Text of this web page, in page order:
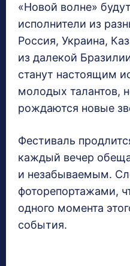
«Новой волне»
исполнители из
Россия, Украина,
из далекой
станут настоящим
молодых талантов,
рождаются новые
Фестиваль
каждый вечер
и незабываемым.
фоторепортажами,
одного момента
события.